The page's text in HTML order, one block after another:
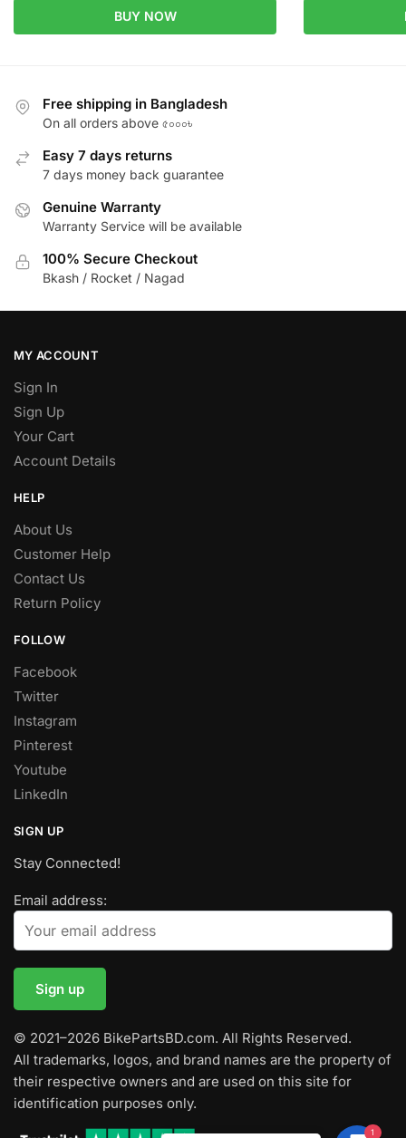
BUY NOW
Free shipping in Bangladesh
On all orders above ৫০০০৳
Easy 7 days returns
7 days money back guarantee
Genuine Warranty
Warranty Service will be available
100% Secure Checkout
Bkash / Rocket / Nagad
MY ACCOUNT
Sign In
Sign Up
Your Cart
Account Details
HELP
About Us
Customer Help
Contact Us
Return Policy
FOLLOW
Facebook
Twitter
Instagram
Pinterest
Youtube
LinkedIn
SIGN UP
Stay Connected!
Email address:
© 2021–2026 BikePartsBD.com. All Rights Reserved.
All trademarks, logos, and brand names are the property of
their respective owners and are used on this site for
identification purposes only.
1